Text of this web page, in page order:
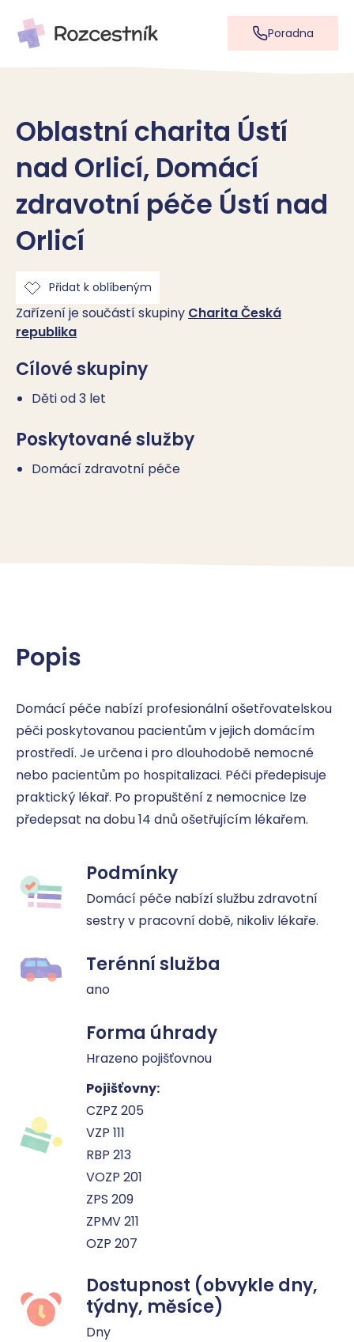
Poradna
Oblastní charita Ústí
nad Orlicí, Domácí
zdravotní péče Ústí nad
Orlicí
Přidat k oblíbeným
Zařízení je součástí skupiny Charita Česká
republika
Cílové skupiny
Děti od 3 let
Poskytované služby
Domácí zdravotní péče
Popis
Domácí péče nabízí profesionální ošetřovatelskou
péči poskytovanou pacientům v jejich domácím
prostředí. Je určena i pro dlouhodobě nemocné
nebo pacientům po hospitalizaci. Péči předepisuje
praktický lékař. Po propuštění z nemocnice lze
předepsat na dobu 14 dnů ošetřujícím lékařem.
Podmínky
Domácí péče nabízí službu zdravotní
sestry v pracovní době, nikoliv lékaře.
Terénní služba
ano
Forma úhrady
Hrazeno pojišťovnou
Pojišťovny:
CZPZ 205
VZP 111
RBP 213
VOZP 201
ZPS 209
ZPMV 211
OZP 207
Dostupnost (obvykle dny,
týdny, měsíce)
Dny